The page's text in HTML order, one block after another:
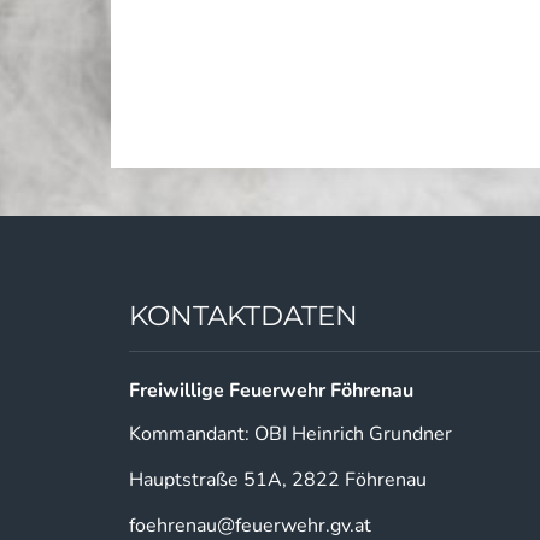
KONTAKTDATEN
Freiwillige Feuerwehr Föhrenau
Kommandant: OBI Heinrich Grundner
Hauptstraße 51A, 2822 Föhrenau
foehrenau@feuerwehr.gv.at